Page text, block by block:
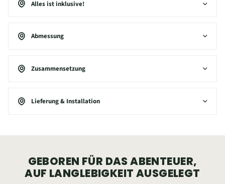
Alles ist inklusive!
Abmessung
Zusammensetzung
Lieferung & Installation
GEBOREN FÜR DAS ABENTEUER,
AUF LANGLEBIGKEIT AUSGELEGT